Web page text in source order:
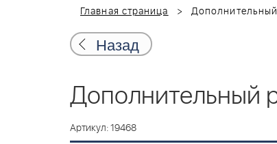
Главная страница
Назад
Дополнительный
Артикул: 19468